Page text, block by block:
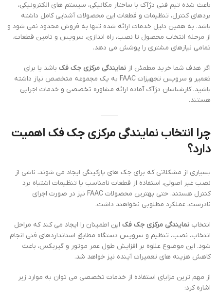
باعث شده تیم فنی دژآک با ساختار مکانیکی، سیستم های الکترونیکی،
بردهای کنترل، تنظیمات و قطعات این محصولات آشنایی کامل داشته
باشد. به همین دلیل خدمات ارائه شده تنها به فروش محدود نمی شود و
از مرحله انتخاب محصول تا نصب، راه اندازی، سرویس و تامین قطعات،
تمامی نیازهای مشتری را پوشش می دهد.
اگر هدف شما خرید مطمئن از نمایندگی مرکزی جک فک باشد یا برای
تعمیر و سرویس تجهیزات FAAC به یک مجموعه متخصص نیاز داشته
باشید، کارشناسان دژآک آماده ارائه مشاوره تخصصی و خدمات اجرایی
هستند.
چرا انتخاب نمایندگی مرکزی جک فک اهمیت
دارد؟
بسیاری از مشکلاتی که برای جک های پارکینگی ایجاد می شوند، ناشی از
نصب غیر اصولی، استفاده از قطعات نامناسب یا تنظیمات اشتباه برد
کنترل هستند. حتی بهترین محصولات FAAC نیز در صورت اجرای
نادرست، عملکرد مطلوبی نخواهند داشت.
انتخاب نمایندگی مرکزی جک فک این اطمینان را ایجاد می کند که مراحل
انتخاب، نصب، تنظیم و سرویس دستگاه مطابق استانداردهای فنی انجام
شود. این موضوع علاوه بر افزایش طول عمر موتور و گیربکس، باعث
کاهش هزینه های تعمیرات آینده نیز خواهد شد.
از مهم ترین مزایای استفاده از خدمات تخصصی می توان به موارد زیر
اشاره کرد: